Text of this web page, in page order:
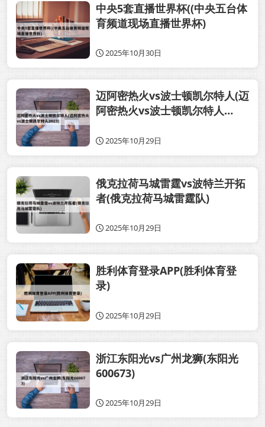
中央5套直播世界杯((中央五台体
育频道现场直播世界杯)
2025年10月30日
迈阿密热火vs波士顿凯尔特人(迈
阿密热火vs波士顿凯尔特人
2025年10月29日
俄克拉荷马城雷霆vs波特兰开拓
者(俄克拉荷马城雷霆队)
2025年10月29日
胜利体育登录APP(胜利体育登
录)
2025年10月29日
浙江东阳光vs广州龙狮(东阳光
600673)
2025年10月29日